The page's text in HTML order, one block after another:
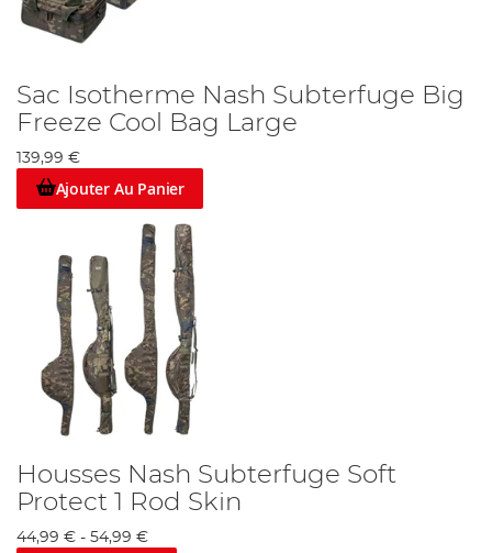
Sac Isotherme Nash Subterfuge Big
Freeze Cool Bag Large
139,99 €
Ajouter Au Panier
Housses Nash Subterfuge Soft
Protect 1 Rod Skin
44,99 € - 54,99 €